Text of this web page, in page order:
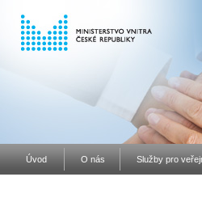
Úvod O nás Služby pro